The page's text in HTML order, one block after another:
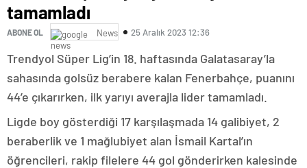
tamamladı
ABONE OL News 25 Aralık 2023 12:36
Trendyol Süper Lig’in 18. haftasında Galatasaray’la
sahasında golsüz berabere kalan Fenerbahçe, puanını
44’e çıkarırken, ilk yarıyı averajla lider tamamladı.
Ligde boy gösterdiği 17 karşılaşmada 14 galibiyet, 2
beraberlik ve 1 mağlubiyet alan İsmail Kartal’ın
öğrencileri, rakip filelere 44 gol gönderirken kalesinde